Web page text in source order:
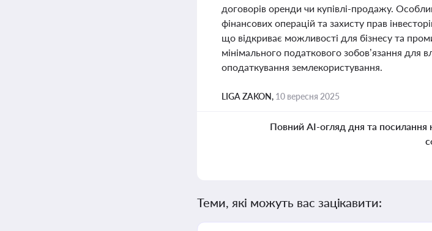
договорів оренди чи купівлі-продажу.
фінансових операцій та захисту прав
що відкриває можливості для бізнесу та
мінімального податкового зобов’язання для
оподаткування землекористування.
LIGA ZAKON, 10 вересня 2025
Повний AI-огляд дня та посилання
Теми, які можуть вас зацікавити: